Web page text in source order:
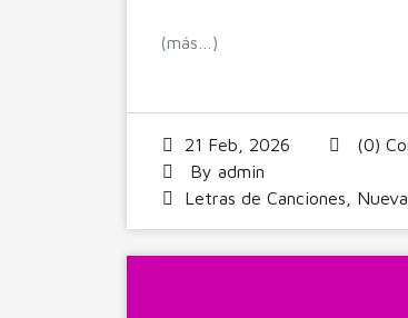
(más…)
21 Feb, 2026
(0)
By admin
Letras de Canciones